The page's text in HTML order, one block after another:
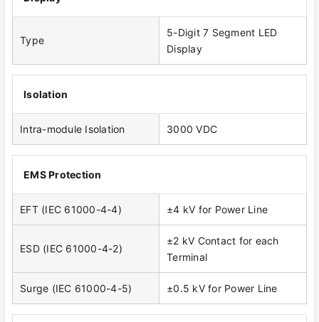
Type
5-Digit 7 Segment LED
Display
Isolation
Intra-module Isolation 3000 VDC
EMS Protection
EFT (IEC 61000-4-4) ±4 kV for Power Line
ESD (IEC 61000-4-2)
±2 kV Contact for each
Terminal
Surge (IEC 61000-4-5) ±0.5 kV for Power Line